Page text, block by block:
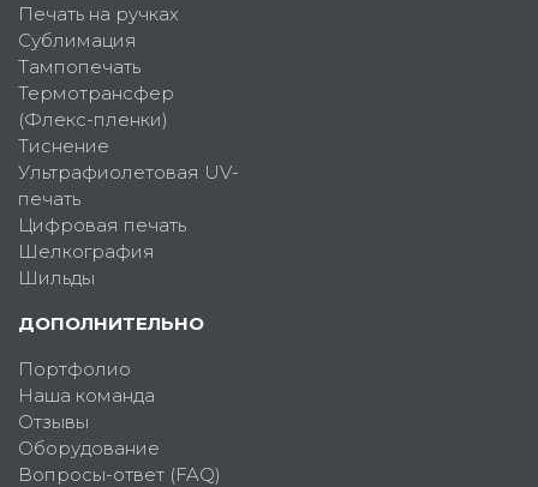
Печать на ручках
Сублимация
Тампопечать
Термотрансфер
(Флекс-пленки)
Тиснение
Ультрафиолетовая UV-
печать
Цифровая печать
Шелкография
Шильды
ДОПОЛНИТЕЛЬНО
Портфолио
Наша команда
Отзывы
Оборудование
Вопросы-ответ (FAQ)